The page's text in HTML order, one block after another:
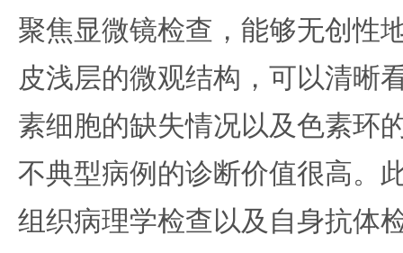
聚焦显微镜检查，能够无创性
皮浅层的微观结构，可以清晰
素细胞的缺失情况以及色素环
不典型病例的诊断价值很高。
组织病理学检查以及自身抗体